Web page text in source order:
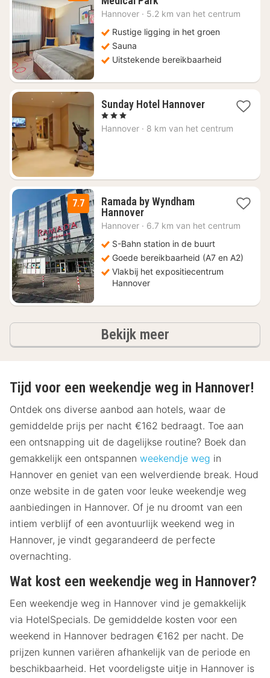
nachten
€
Hannover · 5.2 km van het centrum
Rustige ligging in het groen
Sauna
Uitstekende bereikbaarheid
Sunday Hotel Hannover2
vanaf
, 3 Sterren
Hannover · 8 km van het centrum
7.7
Ramada by Wyndham
Hannover3
nachten
€
55,65
Hannover · 6.7 km van het centrum
S-Bahn station in de buurt
Goede bereikbaarheid (A7 en A2)
Vlakbij het expositiecentrum
Hannover
Bekijk meerhotels
Tijd voor een weekendje weg in Hannover!
Ontdek ons diverse aanbod aan hotels, waar de
gemiddelde prijs per nacht €162 bedraagt. Toe aan
een ontsnapping uit de dagelijkse routine? Boek dan
gemakkelijk een ontspannen weekendje weg in
Hannover en geniet van een welverdiende break. Houd
onze website in de gaten voor leuke weekendje weg
aanbiedingen in Hannover. Of je nu droomt van een
intiem verblijf of een avontuurlijk weekend weg in
Hannover, je vindt gegarandeerd de perfecte
overnachting.
Wat kost een weekendje weg in Hannover?
Een weekendje weg in Hannover vind je gemakkelijk
via HotelSpecials. De gemiddelde kosten voor een
weekend in Hannover bedragen €162 per nacht. De
prijzen kunnen variëren afhankelijk van de periode en
beschikbaarheid. Het voordeligste uitje in Hannover is